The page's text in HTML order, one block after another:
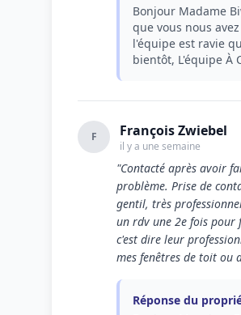
Bonjour Madame
que vous nous
l'équipe est ravie
bientôt, L'équipe À
F François Zwiebel
il y a une semaine
"Contacté après avoir
problème. Prise de
gentil, très
un rdv une 2e fois pour
c'est dire leur
mes fenêtres de toit ou
Réponse du